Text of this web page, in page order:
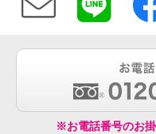
※お電話番号のお掛